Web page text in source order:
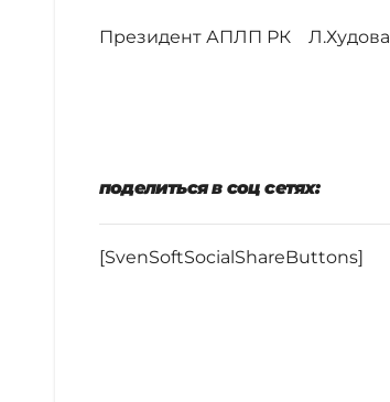
Президент АПЛП РК Л.Худова
поделиться в соц сетях:
[SvenSoftSocialShareButtons]